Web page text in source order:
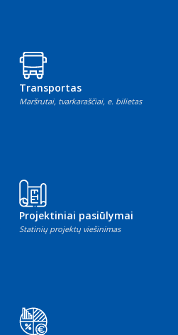
Transportas
Maršrutai, tvarkaraščiai, e. bilietas
Projektiniai pasiūlymai
Statinių projektų viešinimas